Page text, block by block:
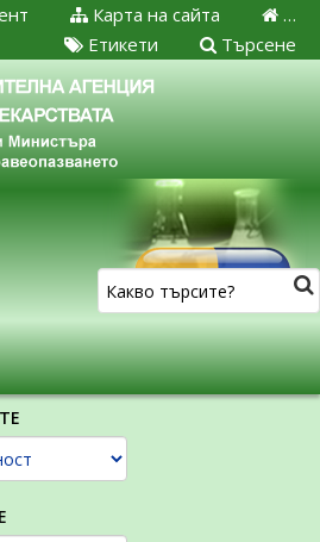
…
Карта на сайта
Търсене
Етикети